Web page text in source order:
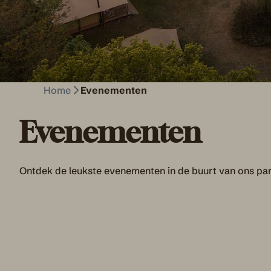
Home Evenementen
Evenementen
Ontdek de leukste evenementen in de buurt van ons